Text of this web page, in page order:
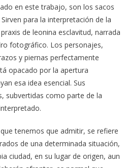
en este trabajo, son los sacos
para la interpretación de la
de leonina esclavitud, narrada
fotográfico. Los personajes,
y piernas perfectamente
opacado por la apertura
esa idea esencial. Sus
subvertidas como parte de la
tenemos que admitir, se refiere
de una determinada situación,
ciudad, en su lugar de origen, aun